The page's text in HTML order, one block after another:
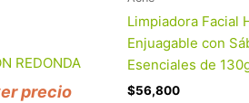
REDONDA
precio
Limpiadora Facial
Enjuagable con
Esenciales de
$56,800